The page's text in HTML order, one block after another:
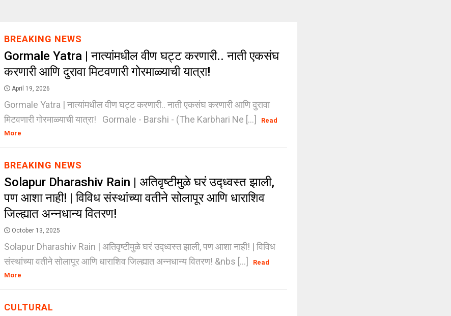
BREAKING NEWS
Gormale Yatra | नात्यांमधील वीण घट्ट करणारी.. नाती एकसंघ
करणारी आणि दुरावा मिटवणारी गोरमाळ्याची यात्रा!
April 19, 2026
Gormale Yatra | नात्यांमधील वीण घट्ट करणारी.. नाती एकसंघ करणारी आणि दुरावा
मिटवणारी गोरमाळ्याची यात्रा! Gormale - Barshi - (The Karbhari Ne [...]
Read
More
BREAKING NEWS
Solapur Dharashiv Rain | अतिवृष्टीमुळे घरं उद्ध्वस्त झाली,
पण आशा नाही! | विविध संस्थांच्या वतीने सोलापूर आणि धाराशिव
जिल्ह्यात अन्नधान्य वितरण!
October 13, 2025
Solapur Dharashiv Rain | अतिवृष्टीमुळे घरं उद्ध्वस्त झाली, पण आशा नाही! | विविध
संस्थांच्या वतीने सोलापूर आणि धाराशिव जिल्ह्यात अन्नधान्य वितरण! &nbs [...]
Read
More
CULTURAL